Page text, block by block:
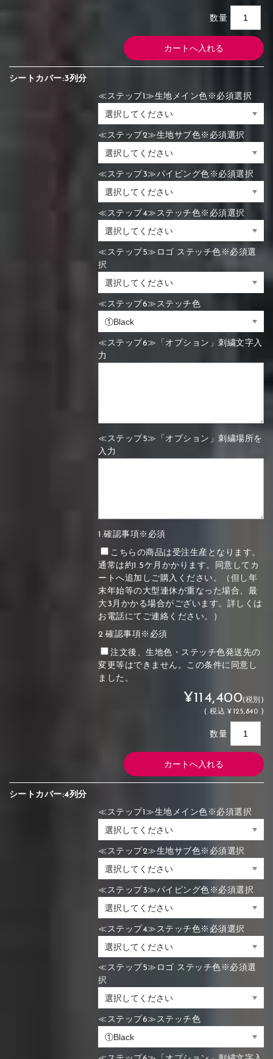
数量
シートカバー:3列分
≪ステップ1≫生地メイン色※必須選択
≪ステップ2≫生地サブ色※必須選択
≪ステップ3≫パイピング色※必須選択
≪ステップ4≫ステッチ色※必須選択
≪ステップ5≫ロゴ ステッチ色※必須選
択
≪ステップ6≫ステッチ色
≪ステップ6≫「オプション」刺繍文字入
力
≪ステップ5≫「オプション」刺繍場所を
入力
1.確認事項※必須
こちらの商品は受注生産となります。
通常は約1.5ケ月かかります。同意してカ
ートへ追加しご購入ください。（但し年
末年始等の大型連休が重なった場合、最
大3月かかる場合がございます。詳しくは
お電話にてご連絡ください。）
2.確認事項※必須
注文後、生地色・ステッチ色発送先の
変更等はできません。この条件に同意し
ました。
¥114,400(税別)
(税込 ¥125,840 )
数量
シートカバー:4列分
≪ステップ1≫生地メイン色※必須選択
≪ステップ2≫生地サブ色※必須選択
≪ステップ3≫パイピング色※必須選択
≪ステップ4≫ステッチ色※必須選択
≪ステップ5≫ロゴ ステッチ色※必須選
択
≪ステップ6≫ステッチ色